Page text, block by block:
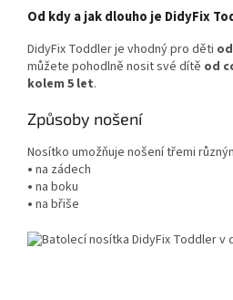
Od kdy a jak dlouho je DidyFix
DidyFix Toddler je vhodný pro děti
můžete pohodlně nosit své dítě od
kolem 5 let.
Způsoby nošení
Nosítko umožňuje nošení třemi
• na zádech
• na boku
• na břiše